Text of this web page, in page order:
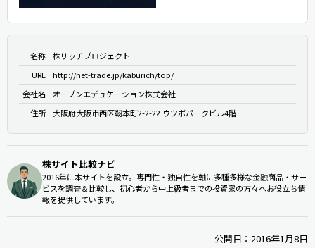
名称
株リッチプロジェクト
URL
http://net-trade.jp/kaburich/top/
会社名
オープンエデュケーション株式会社
住所
大阪府大阪市西区靭本町2-2-22 ウツボパークビル4階
株サイト比較ナビ
2016年に本サイトを設立。専門性・独自性を軸に多種多様な金融商品・サー
ビスを調査＆比較し、初心者から中上級者までの投資家の方々へお役立ち情
報を提供しています。
公開日：2016年1月8日